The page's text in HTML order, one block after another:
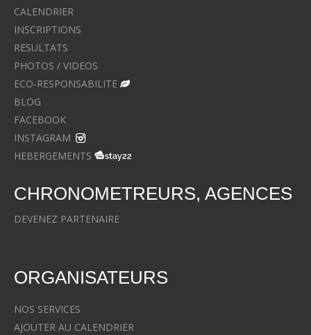
CALENDRIER
INSCRIPTIONS
RESULTATS
PHOTOS / VIDEOS
ECO-RESPONSABILITE
BLOG
FACEBOOK
INSTAGRAM
HEBERGEMENTS
CHRONOMETREURS, AGENCES
DEVENEZ PARTENAIRE
ORGANISATEURS
NOS SERVICES
AJOUTER AU CALENDRIER